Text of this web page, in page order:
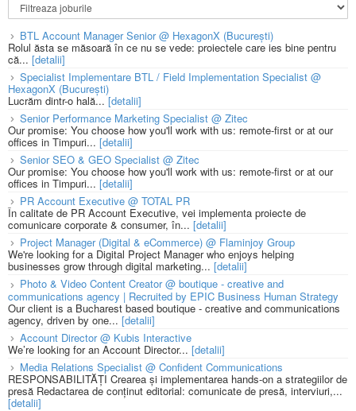
BTL Account Manager Senior @ HexagonX (București)
Rolul ăsta se măsoară în ce nu se vede: proiectele care ies bine pentru
că... [detalii]
Specialist Implementare BTL / Field Implementation Specialist @
HexagonX (București)
Lucrăm dintr-o hală...[detalii]
Senior Performance Marketing Specialist @ Zitec
Our promise: You choose how you'll work with us: remote-first or at our
offices in Timpuri... [detalii]
Senior SEO & GEO Specialist @ Zitec
Our promise: You choose how you'll work with us: remote-first or at our
offices in Timpuri... [detalii]
PR Account Executive @ TOTAL PR
În calitate de PR Account Executive, vei implementa proiecte de
comunicare corporate & consumer, în... [detalii]
Project Manager (Digital & eCommerce) @ Flaminjoy Group
We're looking for a Digital Project Manager who enjoys helping
businesses grow through digital marketing... [detalii]
Photo & Video Content Creator @ boutique - creative and
communications agency | Recruited by EPIC Business Human Strategy
Our client is a Bucharest based boutique - creative and communications
agency, driven by one... [detalii]
Account Director @ Kubis Interactive
We’re looking for an Account Director... [detalii]
Media Relations Specialist @ Confident Communications
RESPONSABILITĂȚI Crearea și implementarea hands-on a strategiilor de
presă Redactarea de conținut editorial: comunicate de presă, interviuri,...
[detalii]